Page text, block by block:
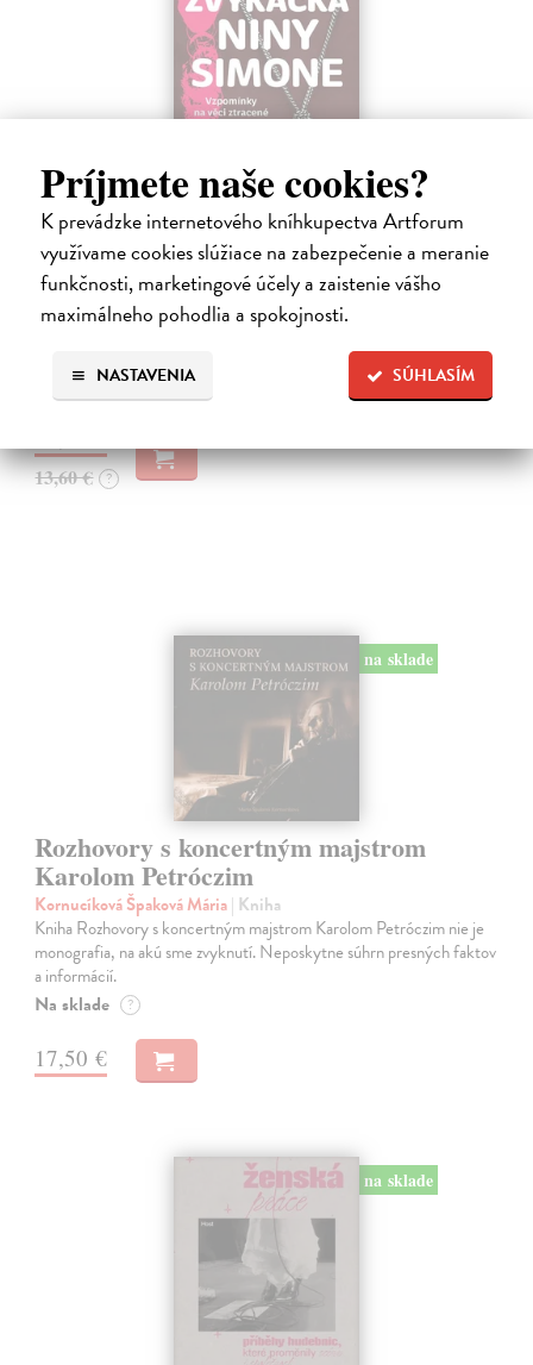
Príjmete naše cookies?
K prevádzke internetového kníhkupectva Artforum
využívame cookies slúžiace na zabezpečenie a meranie
funkčnosti, marketingové účely a zaistenie vášho
maximálneho pohodlia a spokojnosti.
SÚHLASÍM
NASTAVENIA
Žvýkačka Niny Simone
Ellis Warren| Kniha
Ellisova kniha je neobvyklou literární poctou legendární jazzové
zpěvačce a pianistce Nině Simone. Světoznámý hudebník v ní vypráví
Simone během…
Na sklade
13,60 € ?
na sklade
Rozhovory s koncertným majstrom
Karolom Petróczim
Kornucíková Špaková Mária| Kniha
Kniha Rozhovory s koncertným majstrom Karolom Petróczim nie je
monografia, na akú sme zvyknutí. Neposkytne súhrn presných faktov
a informácií.
Na sklade ?
17,50 €
na sklade